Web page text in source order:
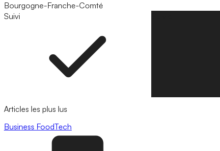
Bourgogne-Franche-Comté
Suivi
Articles les plus lus
Business FoodTech